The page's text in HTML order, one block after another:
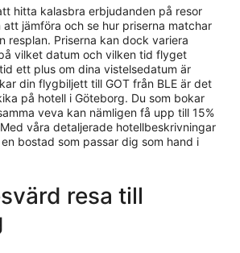
hitta kalasbra erbjudanden på resor
att jämföra och se hur priserna matchar
resplan. Priserna kan dock variera
vilket datum och vilken tid flyget
ett plus om dina vistelsedatum är
din flygbiljett till GOT från BLE är det
på hotell i Göteborg. Du som bokar
veva kan nämligen få upp till 15%
våra detaljerade hotellbeskrivningar
bostad som passar dig som hand i
resa till